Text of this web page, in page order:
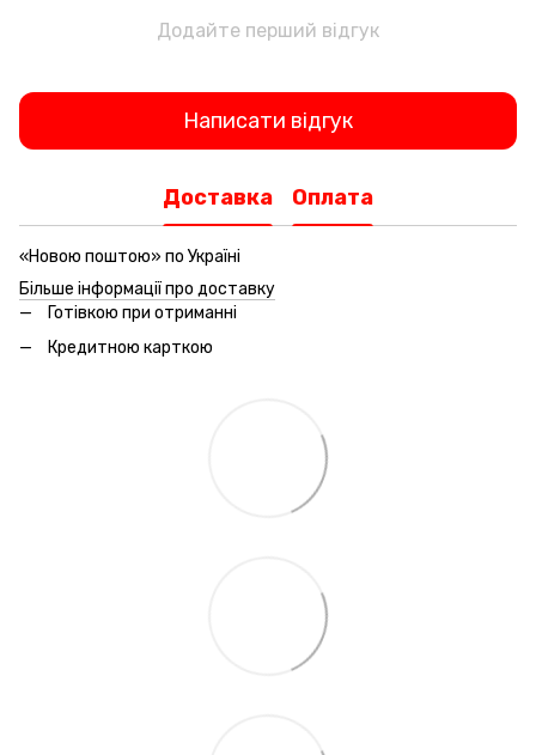
Додайте перший відгук
Написати відгук
Доставка Оплата
«Новою поштою» по Україні
Більше інформації про доставку
Готівкою при отриманні
Кредитною карткою